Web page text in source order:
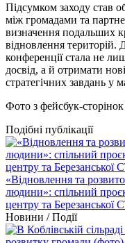
Підсумком заходу став
між громадами та
визначення подальших
відновлення територій.
конференції стала не
досвід, а й отримати нові
стратегічних завдань у
Фото з фейсбук-сторінок
Подібні публікації
«Відновлення та
людини»: спільний
центру та Березанської
Новини / Події